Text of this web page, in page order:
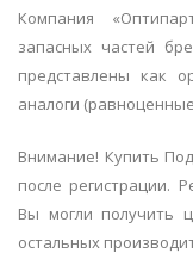
Компания
запасных частей
представлены как
аналоги
Внимание! Купить
после регистрации.
Вы могли получить
остальных